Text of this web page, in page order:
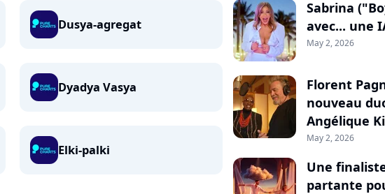
Dusya-agregat
Dyadya Vasya
Elki-palki
Sabrina
avec... une
May 2, 2026
Florent
nouveau
Angélique
May 2, 2026
Une
partante